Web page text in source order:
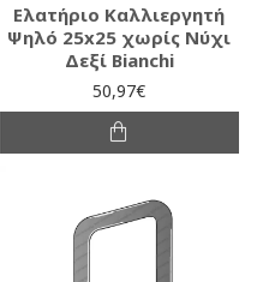
Ελατήριο Καλλιεργητή
Ψηλό 25x25 χωρίς Νύχι
Δεξί Bianchi
50,97€